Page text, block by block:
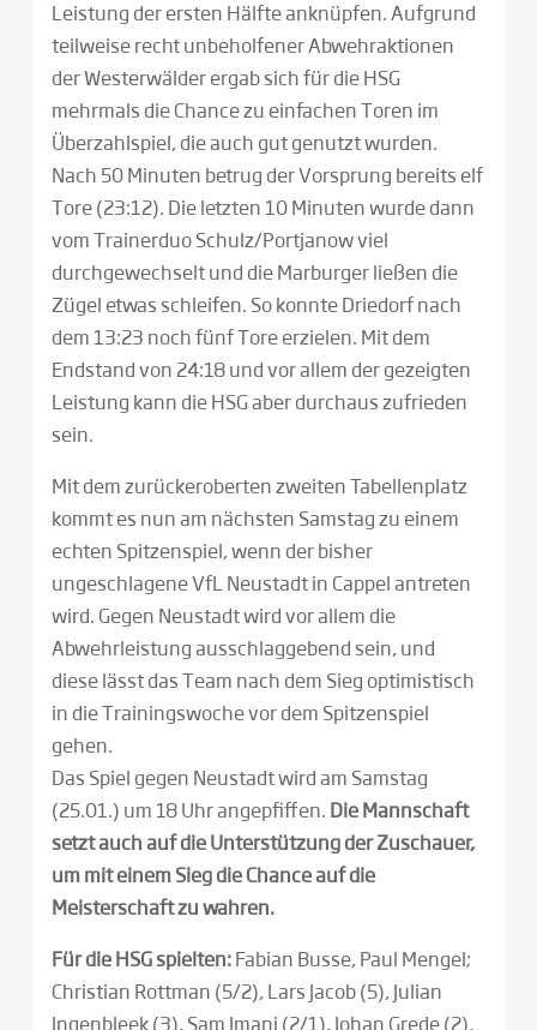
Leistung der ersten Hälfte anknüpfen. Aufgrund
teilweise recht unbeholfener Abwehraktionen
der Westerwälder ergab sich für die HSG
mehrmals die Chance zu einfachen Toren im
Überzahlspiel, die auch gut genutzt wurden.
Nach 50 Minuten betrug der Vorsprung bereits elf
Tore (23:12). Die letzten 10 Minuten wurde dann
vom Trainerduo Schulz/Portjanow viel
durchgewechselt und die Marburger ließen die
Zügel etwas schleifen. So konnte Driedorf nach
dem 13:23 noch fünf Tore erzielen. Mit dem
Endstand von 24:18 und vor allem der gezeigten
Leistung kann die HSG aber durchaus zufrieden
sein.
Mit dem zurückeroberten zweiten Tabellenplatz
kommt es nun am nächsten Samstag zu einem
echten Spitzenspiel, wenn der bisher
ungeschlagene VfL Neustadt in Cappel antreten
wird. Gegen Neustadt wird vor allem die
Abwehrleistung ausschlaggebend sein, und
diese lässt das Team nach dem Sieg optimistisch
in die Trainingswoche vor dem Spitzenspiel
gehen.
Das Spiel gegen Neustadt wird am Samstag
(25.01.) um 18 Uhr angepfiffen. Die Mannschaft
setzt auch auf die Unterstützung der Zuschauer,
um mit einem Sieg die Chance auf die
Meisterschaft zu wahren.
Für die HSG spielten:Fabian Busse, Paul Mengel;
Christian Rottman (5/2), Lars Jacob (5), Julian
Ingenbleek (3), Sam Imani (2/1), Johan Grede (2),